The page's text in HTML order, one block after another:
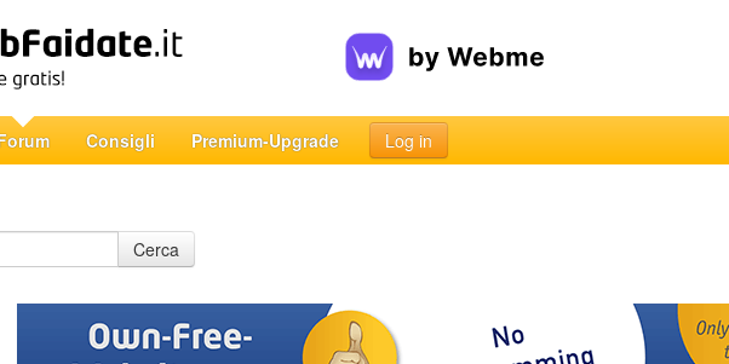
Consigli Premium-Upgrade Log in
Cerca